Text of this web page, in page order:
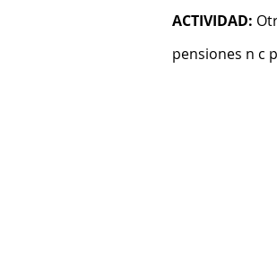
ACTIVIDAD:
pensiones n c p